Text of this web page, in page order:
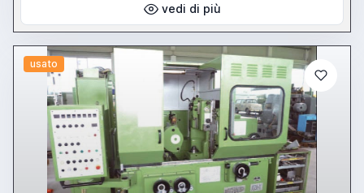
vedi di più
usato